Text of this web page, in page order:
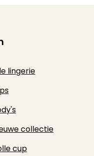
lingerie
collectie
cup